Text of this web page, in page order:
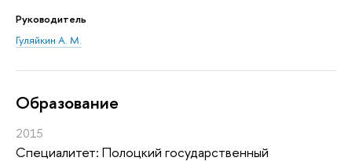
Руководитель
Гуляйкин А. М.
Oбразование
2015
Специалитет: Полоцкий государственный